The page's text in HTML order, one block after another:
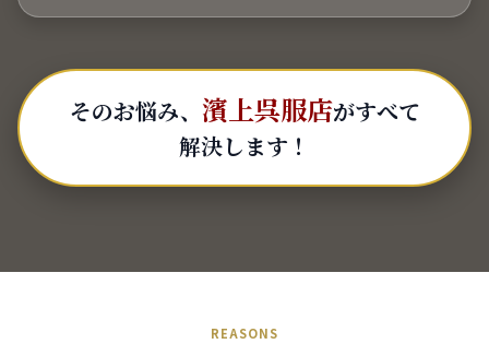
そのお悩み、 濱上呉服店がすべて
解決します！
REASONS